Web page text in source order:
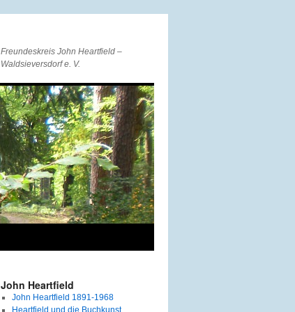
Freundeskreis John Heartfield –
Waldsieversdorf e. V.
John Heartfield
John Heartfield 1891-1968
Heartfield und die Buchkunst